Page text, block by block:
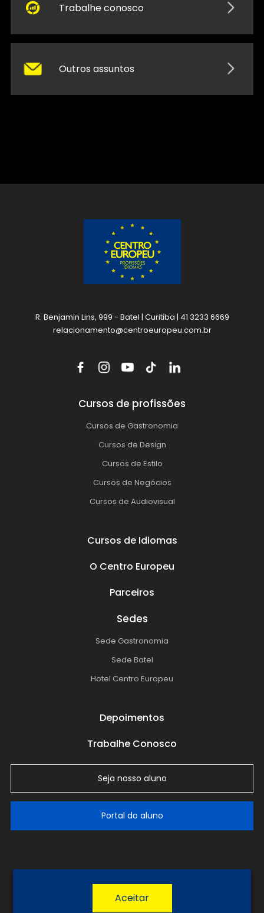
Trabalhe conosco
Outros assuntos
R. Benjamin Lins, 999 - Batel | Curitiba | 41 3233 6669
relacionamento@centroeuropeu.com.br
Cursos de profissões
Cursos de Gastronomia
Cursos de Design
Cursos de Estilo
Cursos de Negócios
Cursos de Audiovisual
Cursos de Idiomas
O Centro Europeu
Parceiros
Sedes
Sede Gastronomia
Sede Batel
Hotel Centro Europeu
Depoimentos
Trabalhe Conosco
Seja nosso aluno
Portal do aluno
Política de Privacidade